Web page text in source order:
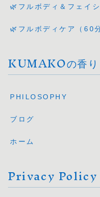
🌿フルボディ＆フェイ
🌿フルボディケア（60
KUMAKOの香り
PHILOSOPHY
ブログ
ホーム
Privacy Policy